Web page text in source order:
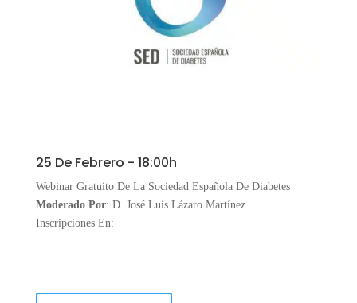
25 De Febrero - 18:00h
Webinar Gratuito De La Sociedad Española De Diabetes
Moderado Por: D. José Luis Lázaro Martínez
Inscripciones En: